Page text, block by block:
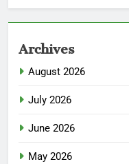
Archives
August 2026
July 2026
June 2026
May 2026